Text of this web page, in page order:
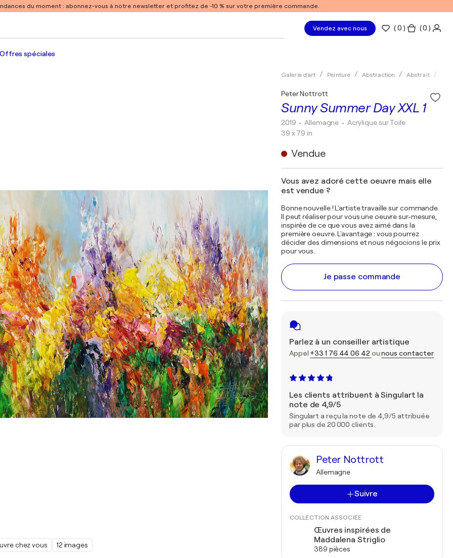
du moment : abonnez-vous à notre newsletter et profitez de -10 % sur votre première commande.
Vendez avec nous (0 ) ( 0 )
Offres spéciales
chez vous 12 images
Galerie d'art Peinture Abstraction Abstrait
Sunny Summer Day XXL 1
Peter Nottrott
2019 • Allemagne • Acrylique sur Toile
39 x 79 in
Vendue
Vous avez adoré cette oeuvre mais elle
est vendue ?
Bonne nouvelle ! L'artiste travaille sur commande.
Il peut réaliser pour vous une oeuvre sur-mesure,
inspirée de ce que vous avez aimé dans la
première oeuvre. L'avantage : vous pourrez
décider des dimensions et nous négocions le prix
pour vous.
Je passe commande
Parlez à un conseiller artistique
Appel +33 1 76 44 06 42 ounous contacter
Les clients attribuent à Singulart la
note de 4,9/5
Singulart a reçu la note de 4,9/5 attribuée
par plus de 20 000 clients.
Peter Nottrott
Allemagne
Suivre
COLLECTION ASSOCIÉE
Œuvres inspirées de
Maddalena Striglio
389 pièces